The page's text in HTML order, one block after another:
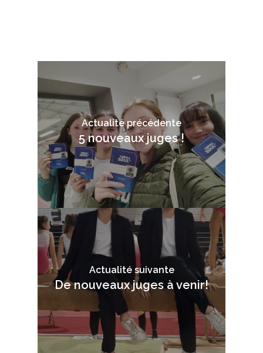
Actualité précédente
5 nouveaux juges !
Actualité suivante
De nouveaux juges à venir!